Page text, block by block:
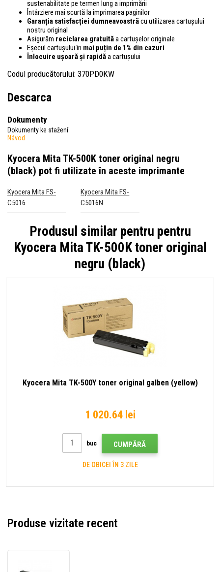
sustenabilitate pe termen lung a imprimării
Întârziere mai scurtă la imprimarea paginilor
Garanția satisfacției dumneavoastrăcu utilizarea cartușului
nostru original
Asigurăm reciclarea gratuităa cartușelor originale
Eșecul cartușului în mai puțin de 1% din cazuri
Înlocuire ușoară și rapidăa cartușului
Codul producătorului: 370PD0KW
Descarca
Dokumenty
Dokumenty ke stažení
Návod
Kyocera Mita TK-500K toner original negru
(black) pot fi utilizate în aceste imprimante
Kyocera Mita FS-
C5016
Kyocera Mita FS-
C5016N
Produsul similar pentru pentru
Kyocera Mita TK-500K toner original
negru (black)
Kyocera Mita TK-500Y toner original galben (yellow)
1 020.64 lei
buc CUMPĂRĂ
DE OBICEI ÎN 3 ZILE
Produse vizitate recent